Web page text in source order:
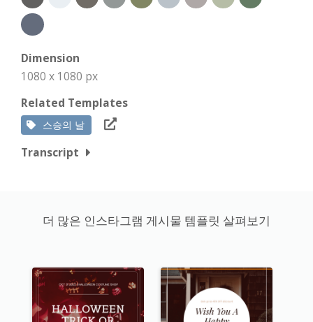
Dimension
1080 x 1080 px
Related Templates
스승의 날
Transcript
더 많은 인스타그램 게시물 템플릿 살펴보기